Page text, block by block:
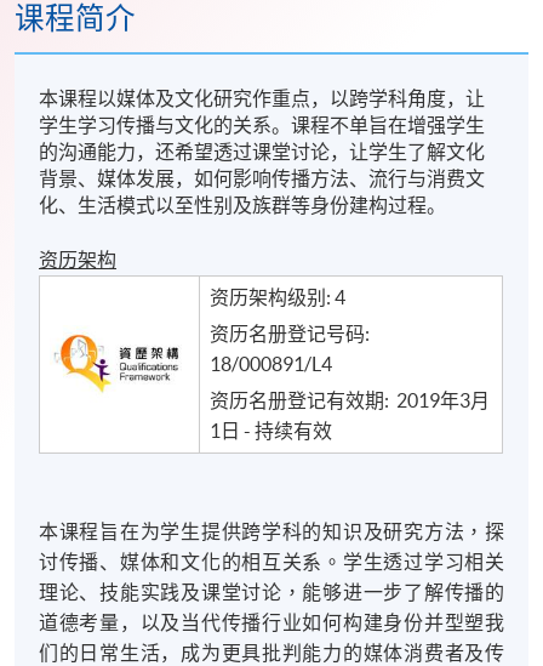
课程简介
本课程以媒体及文化研究作重点，以跨学科角度，让
学生学习传播与文化的关系。课程不单旨在增强学生
的沟通能力，还希望透过课堂讨论，让学生了解文化
背景、媒体发展，如何影响传播方法、流行与消费文
化、生活模式以至性别及族群等身份建构过程。
资历架构
资历架构级别: 4
资历名册登记号码:
18/000891/L4
资历名册登记有效期: 2019年3月
1日 - 持续有效
本课程旨在为学生提供跨学科的知识及研究方法，探
讨传播、 媒体和文化的相互关系。学生透过学习相关
理论、技能实践及课堂讨论，能够进一步了解传播的
道德考量，以及当代传播行业如何构建身份并型塑我
们的日常生活， 成为更具批判能力的媒体消费者及传